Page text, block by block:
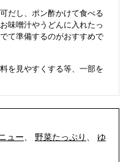
だし、ポン酢かけて食べる
味噌汁やうどんに入れたっ
て準備するのがおすすめで
を見やすくする等、一部を
ュー 野菜たっぷり
ゆ